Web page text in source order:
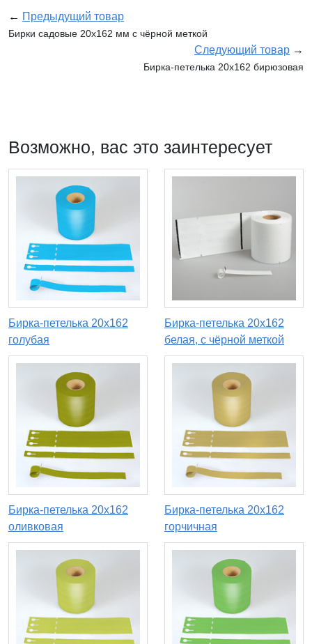
← Предыдущий товар
Бирки садовые 20х162 мм с чёрной меткой
Следующий товар →
Бирка-петелька 20х162 бирюзовая
Возможно, вас это заинтересует
Бирка-петелька 20х162
голубая
Бирка-петелька 20х162
белая, с чёрной меткой
Бирка-петелька 20х162
оливковая
Бирка-петелька 20х162
горчичная